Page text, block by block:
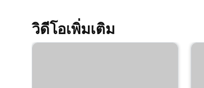
บทเรียนที่ 14 (จาก 23)
วิดีโอเพิ่มเติม